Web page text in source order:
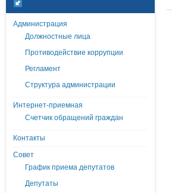
Администрация
Должностные лица
Противодействие коррупции
Регламент
Структура администрации
Интернет-приемная
Счетчик обращений граждан
Контакты
Совет
График приема депутатов
Депутаты